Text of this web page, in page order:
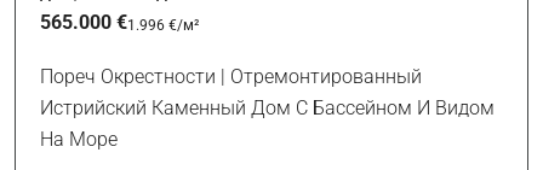
565.000 €1.996 €/м²
Пореч Окрестности | Отремонтированный
Истрийский Каменный Дом С Бассейном И Видом
На Море